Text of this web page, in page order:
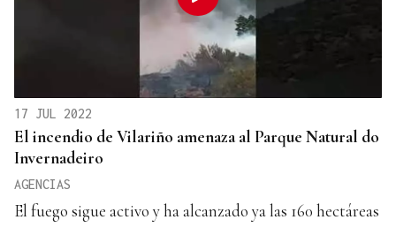
17 JUL 2022
El incendio de Vilariño amenaza al Parque Natural do
Invernadeiro
AGENCIAS
El fuego sigue activo y ha alcanzado ya las 160 hectáreas